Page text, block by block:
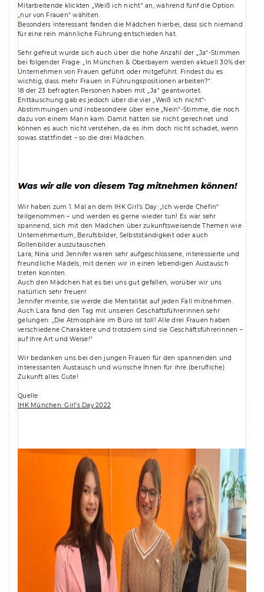
Mitarbeitende klickten „Weiß ich nicht“ an, während fünf die Option
„nur von Frauen“ wählten.
Besonders interessant fanden die Mädchen hierbei, dass sich niemand
für eine rein männliche Führung entschieden hat.
Sehr gefreut wurde sich auch über die hohe Anzahl der „Ja“-Stimmen
bei folgender Frage: „In München & Oberbayern werden aktuell 30% der
Unternehmen von Frauen geführt oder mitgeführt. Findest du es
wichtig, dass mehr Frauen in Führungspositionen arbeiten?“.
18 der 23 befragten Personen haben mit „Ja“ geantwortet.
Enttäuschung gab es jedoch über die vier „Weiß ich nicht“-
Abstimmungen und insbesondere über eine „Nein“-Stimme, die noch
dazu von einem Mann kam. Damit hätten sie nicht gerechnet und
können es auch nicht verstehen, da es ihm doch nicht schadet, wenn
sowas stattfindet – so die drei Mädchen.
Was wir alle von diesem Tag mitnehmen können!
Wir haben zum 1. Mal an dem IHK Girl’s Day: „Ich werde Chefin“
teilgenommen – und werden es gerne wieder tun! Es war sehr
spannend, sich mit den Mädchen über zukunftsweisende Themen wie
Unternehmertum, Berufsbilder, Selbstständigkeit oder auch
Rollenbilder auszutauschen.
Lara, Nina und Jennifer waren sehr aufgeschlossene, interessierte und
freundliche Mädels, mit denen wir in einen lebendigen Austausch
treten konnten.
Auch den Mädchen hat es bei uns gut gefallen, worüber wir uns
natürlich sehr freuen!
Jennifer meinte, sie werde die Mentalität auf jeden Fall mitnehmen.
Auch Lara fand den Tag mit unseren Geschäftsführerinnen sehr
gelungen: „Die Atmosphäre im Büro ist toll! Alle drei Frauen haben
verschiedene Charaktere und trotzdem sind sie Geschäftsführerinnen –
auf ihre Art und Weise!“
Wir bedanken uns bei den jungen Frauen für den spannenden und
interessanten Austausch und wünsche Ihnen für ihre (berufliche)
Zukunft alles Gute!
Quelle:
IHK München: Girl’s Day 2022